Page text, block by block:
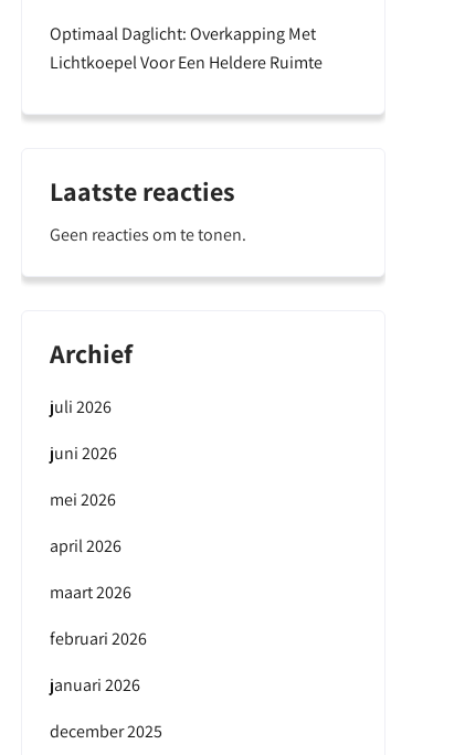
Optimaal Daglicht: Overkapping Met
Lichtkoepel Voor Een Heldere Ruimte
Laatste reacties
Geen reacties om te tonen.
Archief
juli 2026
juni 2026
mei 2026
april 2026
maart 2026
februari 2026
januari 2026
december 2025